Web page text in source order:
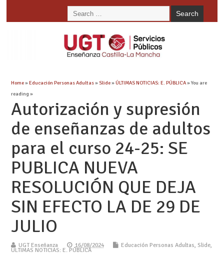
Home»Educación Personas Adultas»Slide»ÚLTIMAS NOTICIAS: E. PÚBLICA» You are
reading »
Autorización y supresión
de enseñanzas de adultos
para el curso 24-25: SE
PUBLICA NUEVA
RESOLUCIÓN QUE DEJA
SIN EFECTO LA DE 29 DE
JULIO
UGT Enseñanza 16/08/2024 Educación Personas Adultas, Slide,
ÚLTIMAS NOTICIAS: E. PÚBLICA